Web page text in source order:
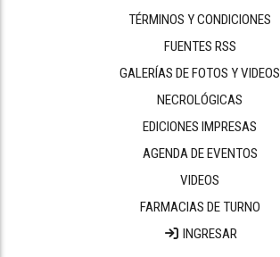
TÉRMINOS Y CONDICIONES
FUENTES RSS
GALERÍAS DE FOTOS Y VIDEOS
NECROLÓGICAS
EDICIONES IMPRESAS
AGENDA DE EVENTOS
VIDEOS
FARMACIAS DE TURNO
INGRESAR